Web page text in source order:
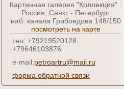
Картинная галерея "Коллекция" :
Россия, Санкт - Петербург
наб. канала Грибоедова 148/150
посмотреть на карте
тел: +79219520128
+79646103876
e-mail:petroartru@mail.ru
форма обратной связи